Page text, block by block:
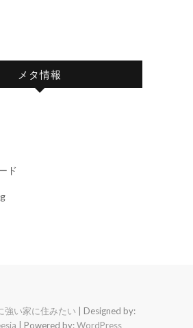
メタ情報
ド
強い家に住みたい | Designed by:
| Powered by:WordPress